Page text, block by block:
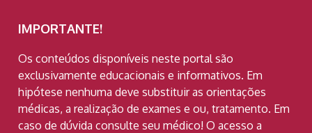
IMPORTANTE!
Os conteúdos disponíveis neste portal são
exclusivamente educacionais e informativos. Em
hipótese nenhuma deve substituir as orientações
médicas, a realização de exames e ou, tratamento. Em
caso de dúvida consulte seu médico! O acesso a